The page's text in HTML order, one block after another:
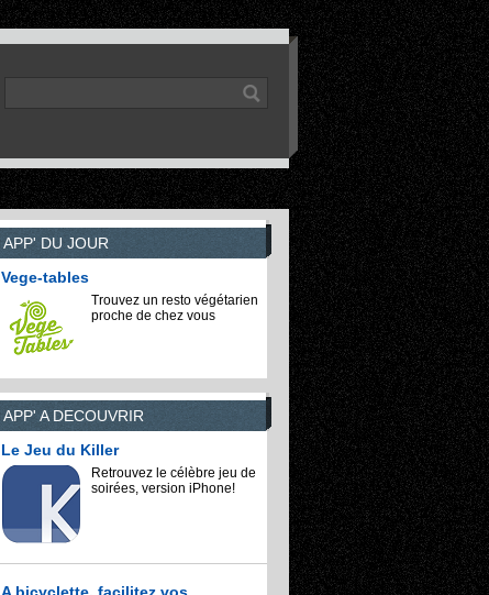
APP' DU JOUR
Vege-tables
Trouvez un resto végétarien
proche de chez vous
APP' A DECOUVRIR
Le Jeu du Killer
Retrouvez le célèbre jeu de
soirées, version iPhone!